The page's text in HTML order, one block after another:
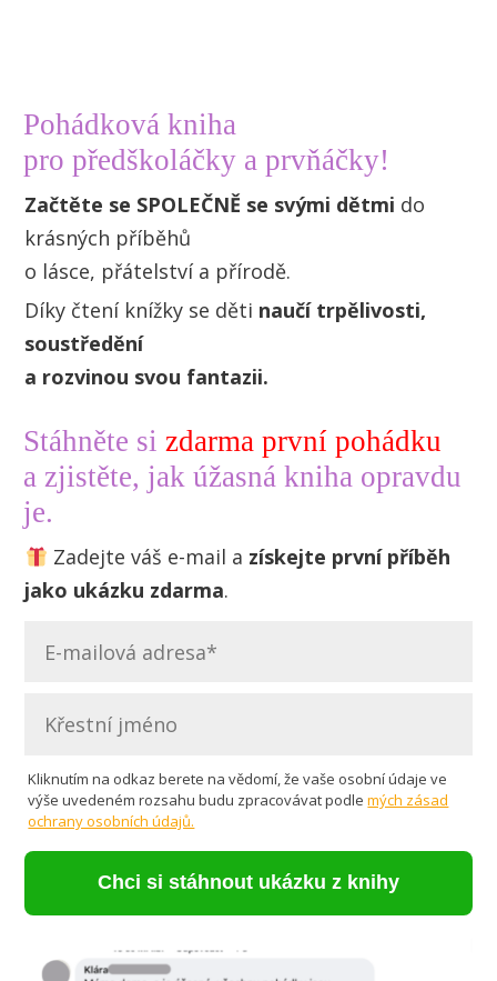
Pohádková kniha
pro předškoláčky a prvňáčky!
Začtěte se SPOLEČNĚ se svými dětmi do
krásných příběhů
o lásce, přátelství a přírodě.
Díky čtení knížky se děti naučí trpělivosti,
soustředění
a rozvinou svou fantazii.
Stáhněte sizdarma první pohádku
a zjistěte, jak úžasná kniha opravdu
je.
Zadejte váš e-mail a získejte první příběh
jako ukázku zdarma.
Kliknutím na odkaz berete na vědomí, že vaše osobní údaje ve
výše uvedeném rozsahu budu zpracovávat podlemých zásad
ochrany osobních údajů.
Chci si stáhnout ukázku z knihy